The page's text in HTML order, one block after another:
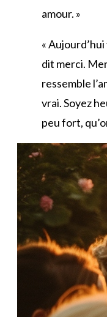
amour. »
«
dit merci.
ressemble
vrai. Soyez
peu fort,